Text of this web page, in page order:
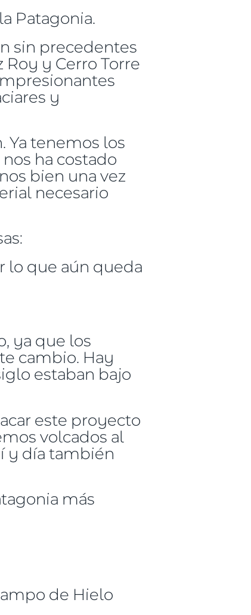
Patagonia.
sin precedentes
y Cerro Torre
y
Ya tenemos los
ha costado
bien una vez
necesario
lo que aún queda
ya que los
cambio. Hay
estaban bajo
este proyecto
volcados al
y día también
más
de Hielo